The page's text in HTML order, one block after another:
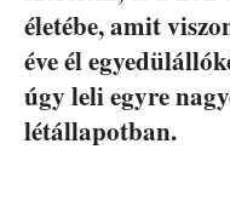
életébe, amit
éve él
úgy leli egyre
létállapotban.